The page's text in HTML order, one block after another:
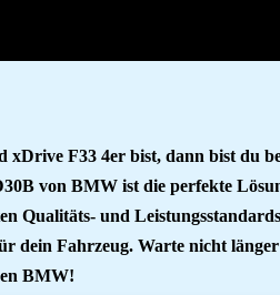
xDrive F33 4er bist, dann bist du
von BMW ist die perfekte
Qualitäts- und
dein Fahrzeug. Warte nicht
BMW!